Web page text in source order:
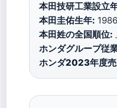
本田技研工業設立
本田圭佑生年:
本田姓の全国順位:
ホンダグループ従
ホンダ2023年度